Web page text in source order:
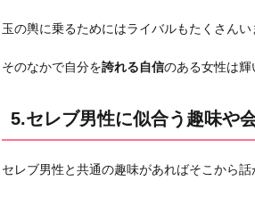
身
る
お
玉の輿に乗るためにはライバルもたくさんい
そのなかで自分を誇れる自信のある女性は輝
5.セレブ男性に似合う趣味や
セレブ男性と共通の趣味があればそこから話